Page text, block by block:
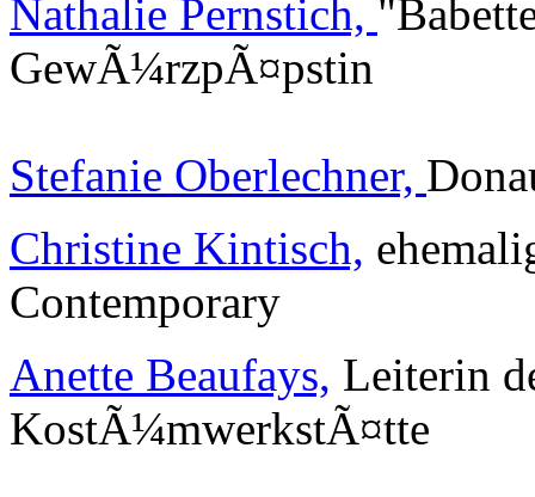
Nathalie Pernstich,
GewÃ¼rzpÃ¤pstin
Stefanie Oberlechner,
Christine Kintisch,
Contemporary
Anette Beaufays, Leiterin
KostÃ¼mwerkstÃ¤tte